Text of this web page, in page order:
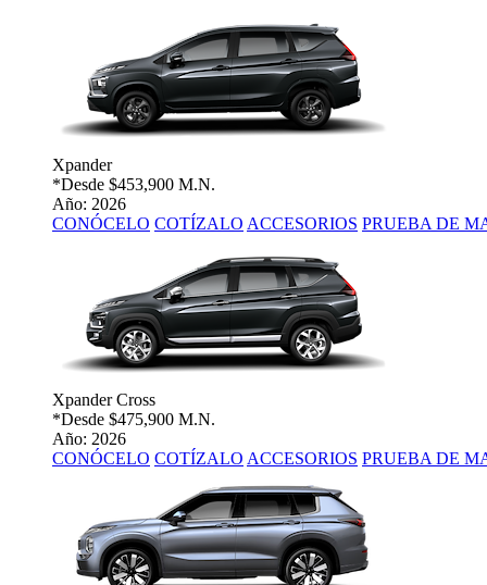
Xpander
*Desde $453,900 M.N.
Año: 2026
CONÓCELO COTÍZALO ACCESORIOS PRUEBA DE
Xpander Cross
*Desde $475,900 M.N.
Año: 2026
CONÓCELO COTÍZALO ACCESORIOS PRUEBA DE